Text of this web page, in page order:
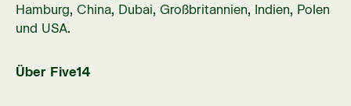
Hamburg, China, Dubai, Großbritannien, Indien, Polen
und USA.
Über Five14